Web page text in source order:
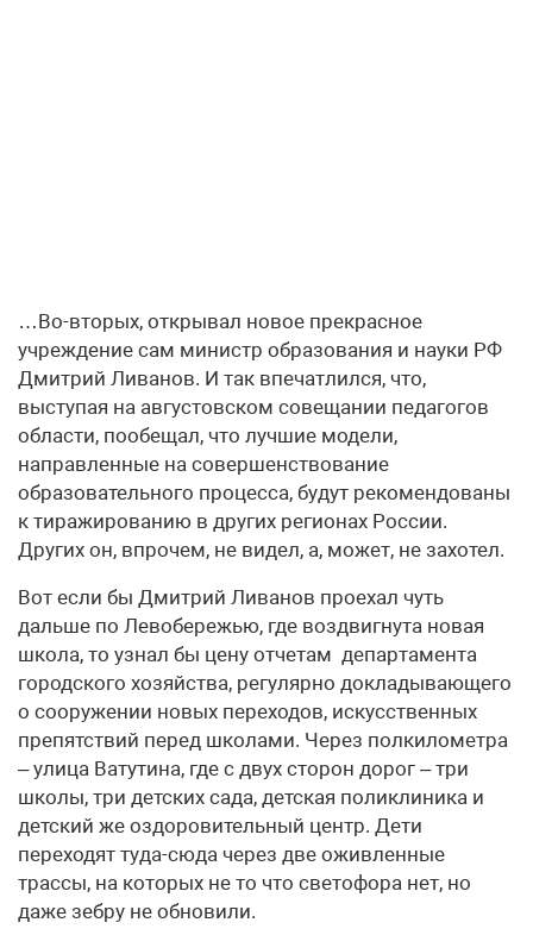
…Во-вторых, открывал новое прекрасное
учреждение сам министр образования и науки РФ
Дмитрий Ливанов. И так впечатлился, что,
выступая на августовском совещании педагогов
области, пообещал, что лучшие модели,
направленные на совершенствование
образовательного процесса, будут рекомендованы
к тиражированию в других регионах России.
Других он, впрочем, не видел, а, может, не захотел.
Вот если бы Дмитрий Ливанов проехал чуть
дальше по Левобережью, где воздвигнута новая
школа, то узнал бы цену отчетам департамента
городского хозяйства, регулярно докладывающего
о сооружении новых переходов, искусственных
препятствий перед школами. Через полкилометра
– улица Ватутина, где с двух сторон дорог – три
школы, три детских сада, детская поликлиника и
детский же оздоровительный центр. Дети
переходят туда-сюда через две оживленные
трассы, на которых не то что светофора нет, но
даже зебру не обновили.